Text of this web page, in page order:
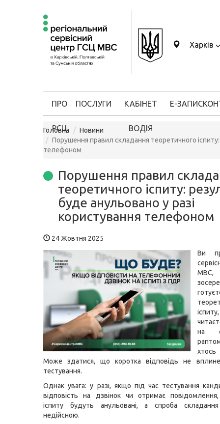
Харків
ПРО
РСЦ
ПОСЛУГИ КАБІНЕТ
ВОДІЯ
Е-ЗАПИС
Головна
Новини
Порушення правил складання теоретичного
телефоном
Порушення правил
теоретичного іспиту:
буде анульовано у разі
користування телефоном
24 Жовтня 2025
Ви
МВС,
на
Може здатися, що коротка відповідь не
тестування.
Однак увага: у разі, якщо під час тестування
відповість на дзвінок чи отримає
іспиту будуть анульовані, а спроба
недійсною.